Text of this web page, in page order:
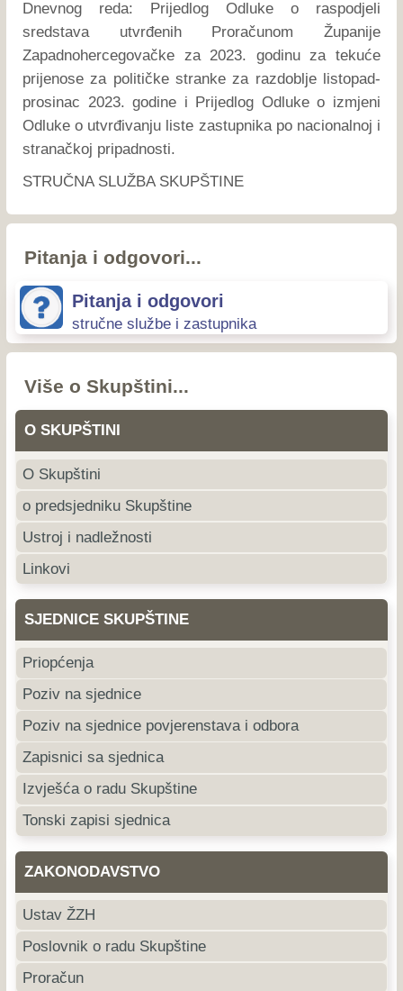
Dnevnog reda: Prijedlog Odluke o raspodjeli
sredstava utvrđenih Proračunom Županije
Zapadnohercegovačke za 2023. godinu za tekuće
prijenose za političke stranke za razdoblje listopad-
prosinac 2023. godine i Prijedlog Odluke o izmjeni
Odluke o utvrđivanju liste zastupnika po nacionalnoj i
stranačkoj pripadnosti.
STRUČNA SLUŽBA SKUPŠTINE
Pitanja i odgovori...
Pitanja i odgovori
stručne službe i zastupnika
Više o Skupštini...
O SKUPŠTINI
O Skupštini
o predsjedniku Skupštine
Ustroj i nadležnosti
Linkovi
SJEDNICE SKUPŠTINE
Priopćenja
Poziv na sjednice
Poziv na sjednice povjerenstava i odbora
Zapisnici sa sjednica
Izvješća o radu Skupštine
Tonski zapisi sjednica
ZAKONODAVSTVO
Ustav ŽZH
Poslovnik o radu Skupštine
Proračun